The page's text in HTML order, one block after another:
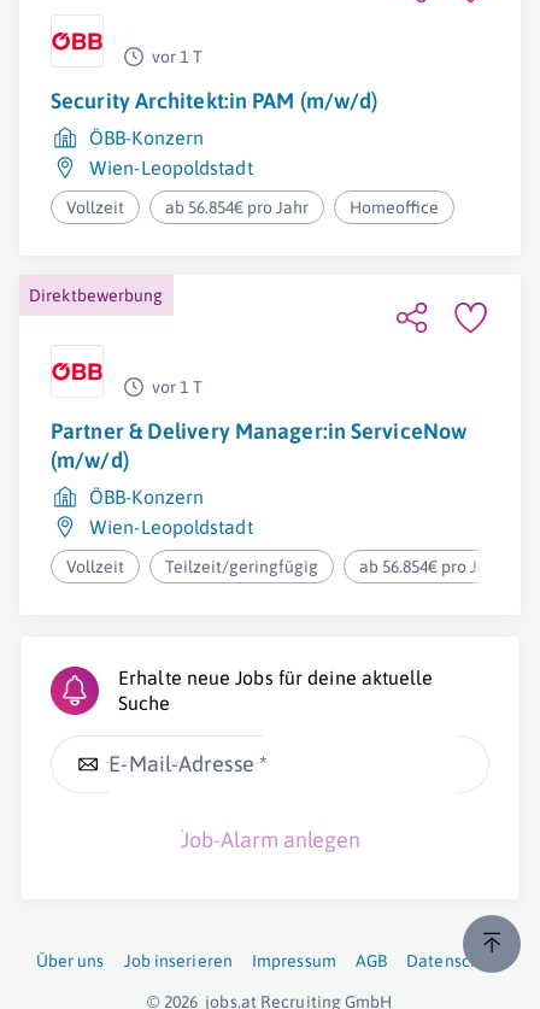
vor 1 T
Security Architekt:in PAM (m/w/d)
ÖBB-Konzern
Wien-Leopoldstadt
Vollzeit ab 56.854€ pro Jahr Homeoffice
Direktbewerbung
vor 1 T
Partner & Delivery Manager:in ServiceNow
(m/w/d)
ÖBB-Konzern
Wien-Leopoldstadt
Vollzeit Teilzeit/geringfügig ab 56.854€ pro Jahr
Erhalte neue Jobs für deine aktuelle
Suche
E-Mail-Adresse *
Job-Alarm anlegen
Über uns Job inserieren Impressum AGB Datenschutz
© 2026 jobs.at Recruiting GmbH